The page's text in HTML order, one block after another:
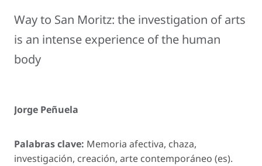
Way to San Moritz: the investigation of arts
is an intense experience of the human
body
Jorge Peñuela
Palabras clave: Memoria afectiva, chaza,
investigación, creación, arte contemporáneo (es).